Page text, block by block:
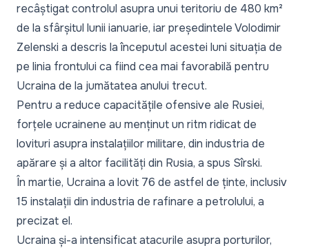
recâștigat controlul asupra unui teritoriu de 480 km²
de la sfârșitul lunii ianuarie, iar președintele Volodimir
Zelenski a descris la începutul acestei luni situația de
pe linia frontului ca fiind cea mai favorabilă pentru
Ucraina de la jumătatea anului trecut.
Pentru a reduce capacitățile ofensive ale Rusiei,
forțele ucrainene au menținut un ritm ridicat de
lovituri asupra instalațiilor militare, din industria de
apărare și a altor facilități din Rusia, a spus Sîrski.
În martie, Ucraina a lovit 76 de astfel de ținte, inclusiv
15 instalații din industria de rafinare a petrolului, a
precizat el.
Ucraina și-a intensificat atacurile asupra porturilor,